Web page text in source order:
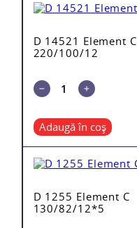
D 14521 Element C
220/100/12
Adaugă în coș
D 1255 Element C
130/82/12*5